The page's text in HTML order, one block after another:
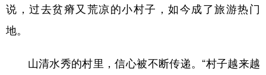
说，过去贫瘠又荒凉的小村子，如今成了旅游热门
地。
山清水秀的村里，信心被不断传递。“村子越来越